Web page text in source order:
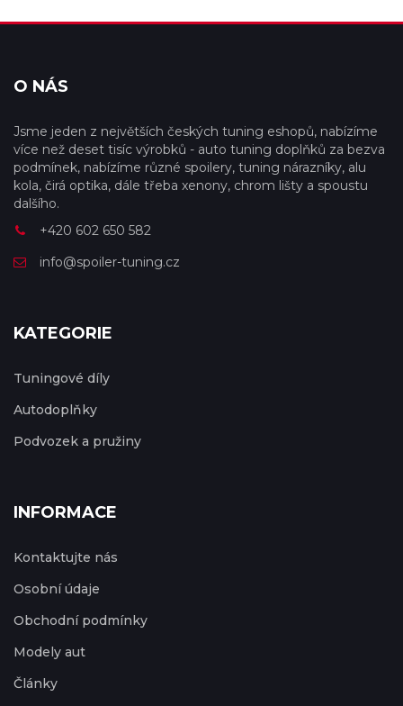
O NÁS
Jsme jeden z největších českých tuning eshopů, nabízíme
více než deset tisíc výrobků - auto tuning doplňků za bezva
podmínek, nabízíme různé spoilery, tuning nárazníky, alu
kola, čirá optika, dále třeba xenony, chrom lišty a spoustu
dalšího.
+420 602 650 582
info@spoiler-tuning.cz
KATEGORIE
Tuningové díly
Autodoplňky
Podvozek a pružiny
INFORMACE
Kontaktujte nás
Osobní údaje
Obchodní podmínky
Modely aut
Články